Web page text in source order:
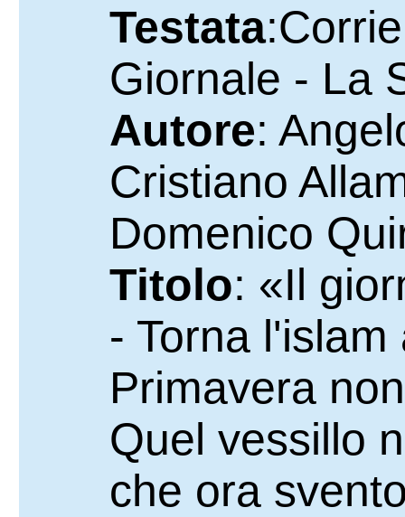
Testata
Giornale - La
Autore:
Cristiano
Domenico
Titolo: «Il
- Torna
Primavera
Quel vessillo
che ora